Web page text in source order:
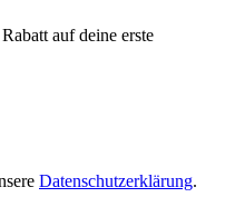
auf deine erste
Datenschutzerklärung.